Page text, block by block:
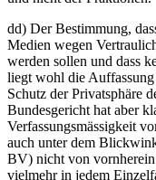
dd) Der Bestimmung,
Medien wegen
werden sollen und dass
liegt wohl die Auffassung
Schutz der Privatsphäre
Bundesgericht hat aber
Verfassungsmässigkeit
auch unter dem
BV) nicht von vornherein
vielmehr in jedem